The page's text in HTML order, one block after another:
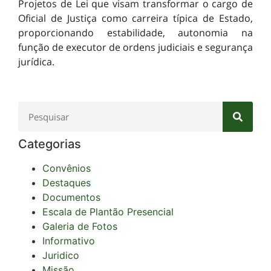
Projetos de Lei que visam transformar o cargo de
Oficial de Justiça como carreira típica de Estado,
proporcionando estabilidade, autonomia na
função de executor de ordens judiciais e segurança
jurídica.
Categorias
Convênios
Destaques
Documentos
Escala de Plantão Presencial
Galeria de Fotos
Informativo
Juridico